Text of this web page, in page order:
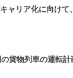
キャリア化に向け
貨物列車の運転計